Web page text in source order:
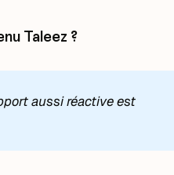
Taleez ?
aussi réactive est